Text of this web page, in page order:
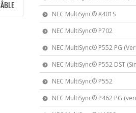
NEC MultiSync® X401S
NEC MultiSync® P702
NEC MultiSync® P552 PG
NEC MultiSync® P552 DST
NEC MultiSync® P552
NEC MultiSync® P462 PG